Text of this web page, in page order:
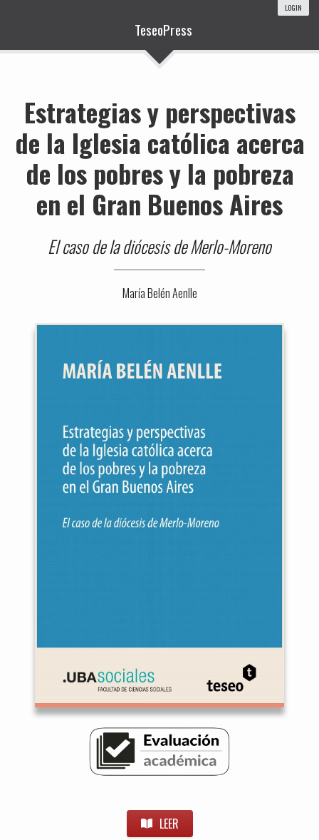
LOGIN
TeseoPress
Estrategias y perspectivas
de la Iglesia católica acerca
de los pobres y la pobreza
en el Gran Buenos Aires
El caso de la diócesis de Merlo-Moreno
María Belén Aenlle
LEER